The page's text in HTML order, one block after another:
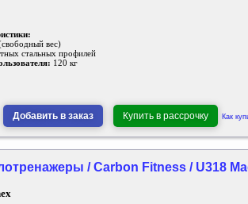
вес)
стальных профилей
120 кг
Добавить в заказ Купить в рассрочку Как
/ Carbon Fitness / U318